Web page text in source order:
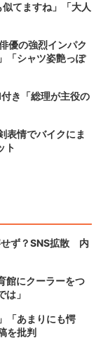
てますね」「大人
優の強烈インパク
「シャツ姿艶っぽ
き「総理が主役の
表情でバイクにま
ト
せず？SNS拡散 内
館にクーラーをつ
」
「あまりにも愕
を批判